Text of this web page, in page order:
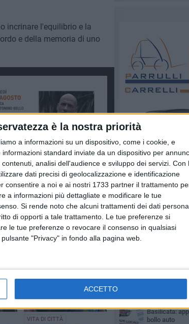
è la nostra priorità
a informazioni su un dispositivo, come i cookie, e
standard inviate da un dispositivo per
analisi dell'audience e sviluppo dei servizi. Con
dati precisi di geolocalizzazione e identificazione
consentire a noi e ai nostri 1733 partner il trattamento
a informazioni più dettagliate e modificare le tue
Si rende noto che alcuni trattamenti dei dati
di opporti a tale trattamento. Le tue preferenze si
le tue preferenze o revocare il consenso in qualsiasi
"Privacy" in fondo alla pagina web.
ACCETTO
incrinare l'equilibrio e la
e della memoria di uno
VITA DI CITTÀ
Basilicata:
bollo auto